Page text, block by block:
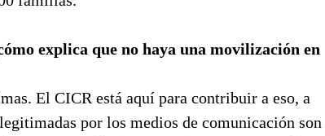
explica que no haya una movilización en
El CICR está aquí para contribuir a eso, a
por los medios de comunicación son